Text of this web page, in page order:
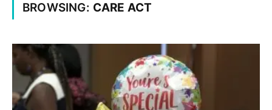
BROWSING: CARE ACT